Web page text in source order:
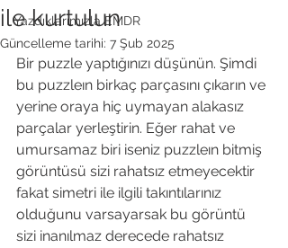
Yazdıklarımızla EMDR
ile kurtulun
Güncelleme tarihi: 7 Şub 2025
Bir puzzle yaptığınızı düşünün. Şimdi
bu puzzleın birkaç parçasını çıkarın ve
yerine oraya hiç uymayan alakasız
parçalar yerleştirin. Eğer rahat ve
umursamaz biri iseniz puzzleın bitmiş
görüntüsü sizi rahatsız etmeyecektir
fakat simetri ile ilgili takıntılarınız
olduğunu varsayarsak bu görüntü
sizi inanılmaz derecede rahatsız